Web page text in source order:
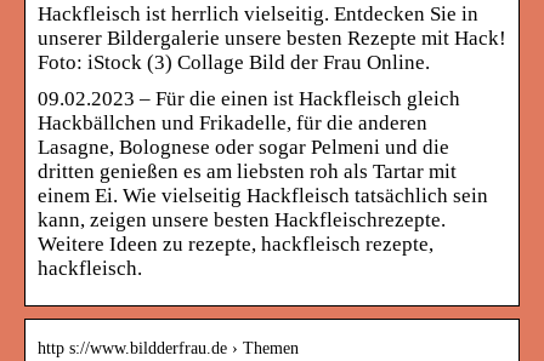
Hackfleisch ist herrlich vielseitig. Entdecken Sie in
unserer Bildergalerie unsere besten Rezepte mit Hack!
Foto: iStock (3) Collage Bild der Frau Online.
09.02.2023 – Für die einen ist Hackfleisch gleich
Hackbällchen und Frikadelle, für die anderen
Lasagne, Bolognese oder sogar Pelmeni und die
dritten genießen es am liebsten roh als Tartar mit
einem Ei. Wie vielseitig Hackfleisch tatsächlich sein
kann, zeigen unsere besten Hackfleischrezepte.
Weitere Ideen zu rezepte, hackfleisch rezepte,
hackfleisch.
http s://www.bildderfrau.de › Themen